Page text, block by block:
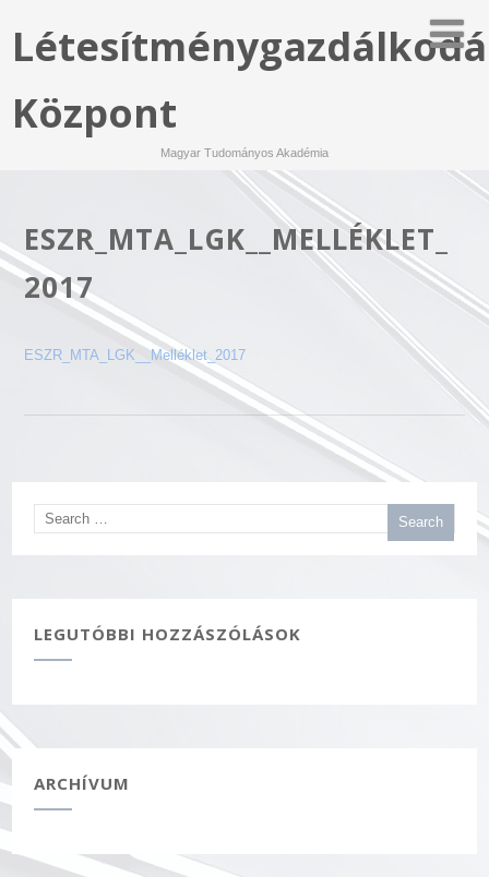
Központ
Magyar Tudományos Akadémia
ESZR_MTA_LGK__MELLÉKLET_
2017
ESZR_MTA_LGK__Melléklet_2017
LEGUTÓBBI HOZZÁSZÓLÁSOK
ARCHÍVUM